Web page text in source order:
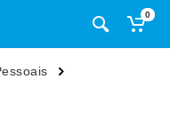
0